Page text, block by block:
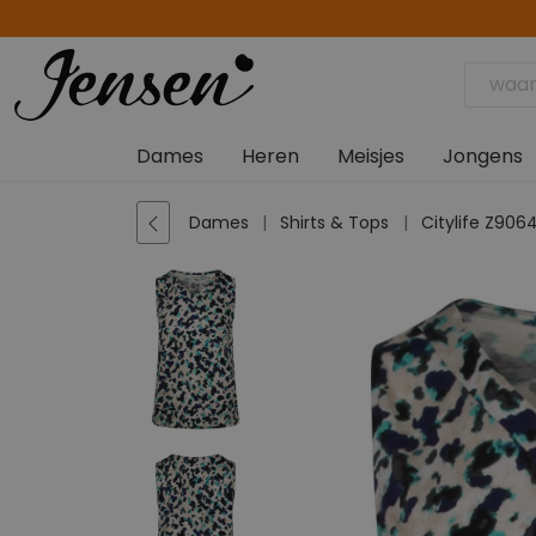
Dames Heren Meisjes Jongens
Dames Shirts & Tops Citylife